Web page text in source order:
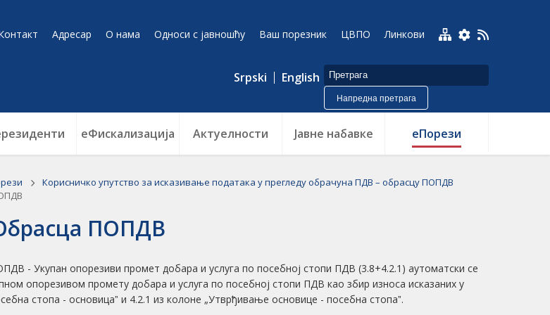
Адресар О нама Односи с јавношћу Ваш порезник ЦВПО Линкови
Srpski English
Напредна претрага
еФискализација Актуелности Jавне набавке еПорези
Корисничко упутство за исказивање података у прегледу обрачуна ПДВ – обрасцу ПОПДВ
ПОПДВ
- Укупан опорезиви промет добара и услуга по посебној стопи ПДВ (3.8+4.2.1) аутоматски се
опорезивом промету добара и услуга по посебној стопи ПДВ као збир износа исказаних у
стопа - основицаˮ и 4.2.1 из колоне „Утврђивање основице - посебна стопаˮ.